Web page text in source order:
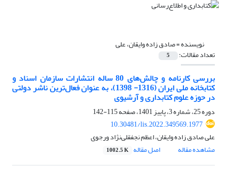
نویسنده =صادق زاده وایقان، علی
تعداد مقالات: 5
بررسی کارنامه و چالش‌های 80 ساله انتشارات سازمان اسناد و
کتابخانه ملی ایران (1316- 1398)، به عنوان فعال‌ترین ناشر دولتی
در حوزه علوم کتابداری و آرشیوی
دوره 25، شماره 3، پاییز 1401، صفحه
115-142
10.30481/lis.2022.349569.1977
علی صادق زاده وایقان، اعظم نجفقلی‌نژاد ورجوی
مشاهده مقاله
اصل مقاله 1002.5 K